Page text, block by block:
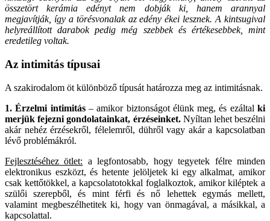
összetört kerámia edényt nem dobják ki, hanem arannyal
megjavítják, így a törésvonalak az edény ékei lesznek. A kintsugival
helyreállított darabok pedig még szebbek és értékesebbek, mint
eredetileg voltak.
Az intimitás típusai
A szakirodalom öt különböző típusát határozza meg az intimitásnak.
1. Érzelmi intimitás– amikor biztonságot élünk meg, és ezáltalki
merjük fejezni gondolatainkat, érzéseinket.Nyíltan lehet beszélni
akár nehéz érzésekről, félelemről, dühről vagy akár a kapcsolatban
lévő problémákról.
Fejlesztéséhez ötlet: a legfontosabb, hogy tegyetek félre minden
elektronikus eszközt, és hetente jelöljetek ki egy alkalmat, amikor
csak kettőtökkel, a kapcsolatotokkal foglalkoztok, amikor kiléptek a
szülői szerepből, és mint férfi és nő lehettek egymás mellett,
valamint megbeszélhetitek ki, hogy van önmagával, a másikkal, a
kapcsolattal.